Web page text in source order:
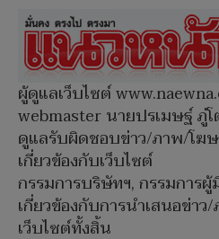
ผู้ดูแลเว็บไซต์
webmaster นายปรเมษฐ์ ภู่โ
ดูแลรับผิดชอบข่าว/ภาพ/โฆ
เกี่ยวข้องกับเว็บไซต์
กรรมการบริษัทฯ, กรรมการ
เกี่ยวข้องกับการนำเสนอข่า
เว็บไซต์ทั้งสิ้น